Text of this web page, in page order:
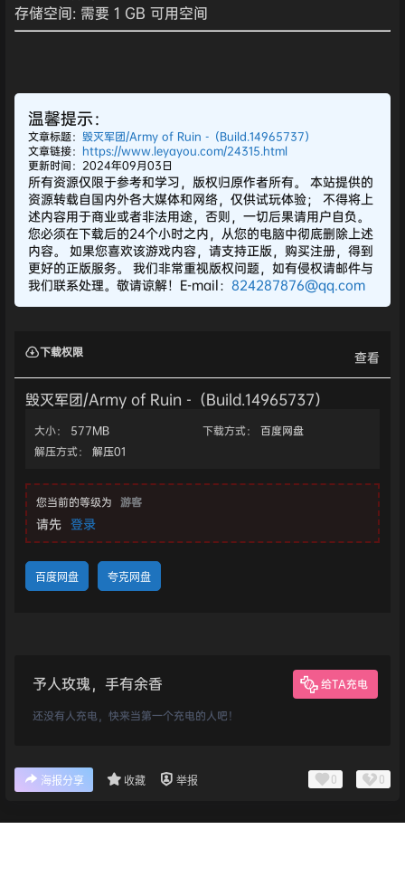
存储空间: 需要 1 GB 可用空间
温馨提示：
文章标题： 毁灭军团/Army of Ruin -（Build.14965737）
文章链接： https://www.leyayou.com/24315.html
更新时间：2024年09月03日
所有资源仅限于参考和学习，版权归原作者所有。 本站提供的
资源转载自国内外各大媒体和网络，仅供试玩体验； 不得将上
述内容用于商业或者非法用途，否则，一切后果请用户自负。
您必须在下载后的24个小时之内，从您的电脑中彻底删除上述
内容。 如果您喜欢该游戏内容，请支持正版，购买注册，得到
更好的正版服务。 我们非常重视版权问题，如有侵权请邮件与
我们联系处理。敬请谅解！E-mail： 824287876@qq.com
下载权限 查看
毁灭军团/Army of Ruin -（Build.14965737）
大小： 577MB 下载方式：
百度网盘
解压方式：
解压01
您当前的等级为 游客
请先 登录
百度网盘 夸克网盘
予人玫瑰，手有余香 给TA充电
还没有人充电，快来当第一个充电的人吧！
海报分享 收藏 举报 0 0